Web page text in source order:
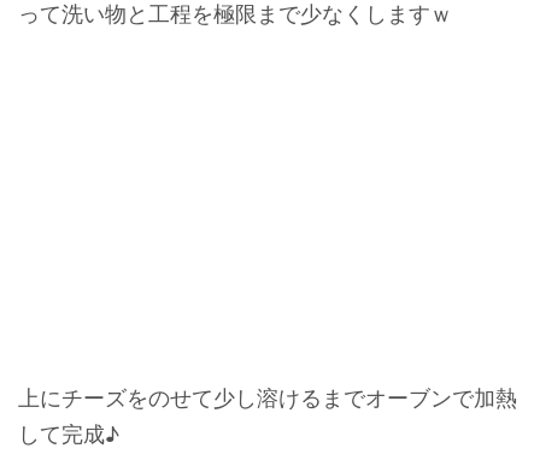
って洗い物と工程を極限まで少なくしますｗ
上にチーズをのせて少し溶けるまでオーブンで加熱
して完成♪